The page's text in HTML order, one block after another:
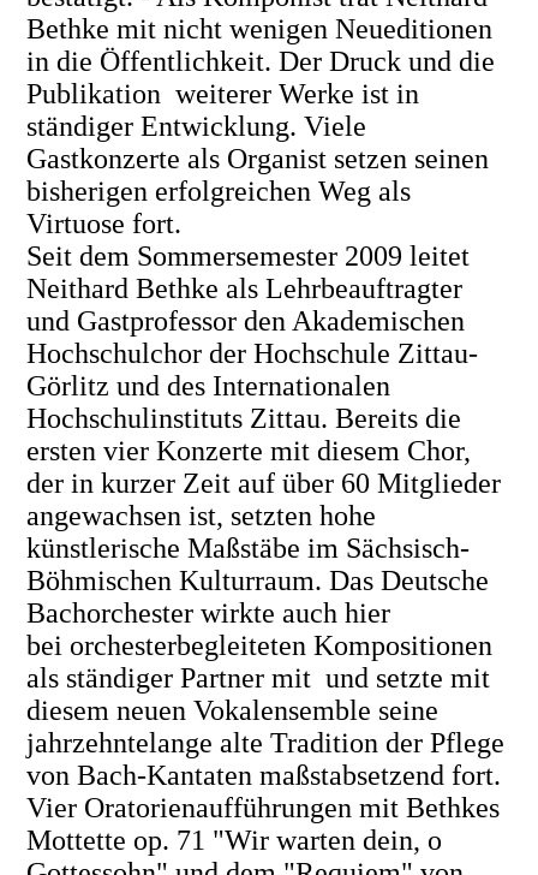
Bethke mit nicht wenigen Neueditionen
in die Öffentlichkeit. Der Druck und die
Publikation weiterer Werke ist in
ständiger Entwicklung. Viele
Gastkonzerte als Organist setzen seinen
bisherigen erfolgreichen Weg als
Virtuose fort.
Seit dem Sommersemester 2009 leitet
Neithard Bethke als Lehrbeauftragter
und Gastprofessor den Akademischen
Hochschulchor der Hochschule Zittau-
Görlitz und des Internationalen
Hochschulinstituts Zittau. Bereits die
ersten vier Konzerte mit diesem Chor,
der in kurzer Zeit auf über 60 Mitglieder
angewachsen ist, setzten hohe
künstlerische Maßstäbe im Sächsisch-
Böhmischen Kulturraum. Das Deutsche
Bachorchester wirkte auch hier
bei orchesterbegleiteten Kompositionen
als ständiger Partner mit und setzte mit
diesem neuen Vokalensemble seine
jahrzehntelange alte Tradition der Pflege
von Bach-Kantaten maßstabsetzend fort.
Vier Oratorienaufführungen mit Bethkes
Mottette op. 71 "Wir warten dein, o